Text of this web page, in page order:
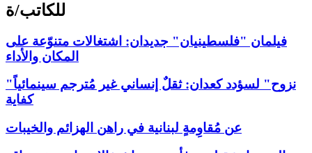
للكاتب/ة
فيلمان "فلسطينيان" جديدان: اشتغالات متنوّعة على
المكان والأداء
"نزوح" لسؤدد كعدان: ثقلٌ إنساني غير مُترجم سينمائياً
كفاية
عن مُقاوِمةٍ لبنانية في راهن الهزائم والخيبات